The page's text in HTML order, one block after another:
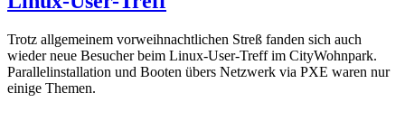
Trotz allgemeinem vorweihnachtlichen Streß fanden sich auch
wieder neue Besucher beim Linux-User-Treff im CityWohnpark.
Parallelinstallation und Booten übers Netzwerk via PXE waren nur
einige Themen.